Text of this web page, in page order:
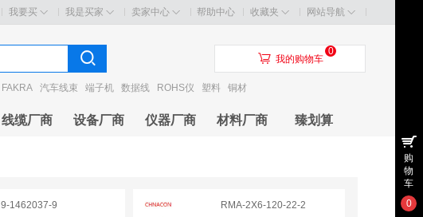
我要买 我是买家 卖家中心 帮助中心 收藏夹 网站导航
FAKRA 汽车线束 端子机 数据线 ROHS仪 塑料 铜材
󰃦 我的购物车
0
线缆厂商 设备厂商 仪器厂商 材料厂商 臻划算
9-1462037-9 RMA-2X6-120-22-2
购
物
车
0